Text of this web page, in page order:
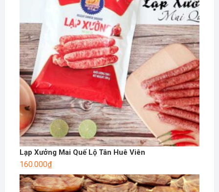
Lạp Xưởng Mai Quế Lộ Tân Huê Viên
160.000₫